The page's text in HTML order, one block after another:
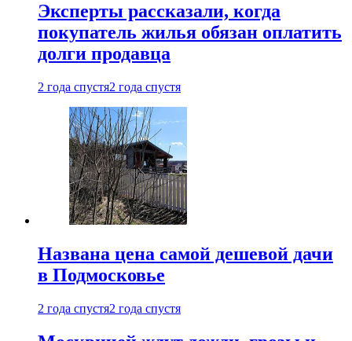
Эксперты рассказали, когда
покупатель жилья обязан оплатить
долги продавца
2 года спустя2 года спустя
Названа цена самой дешевой дачи
в Подмосковье
2 года спустя2 года спустя